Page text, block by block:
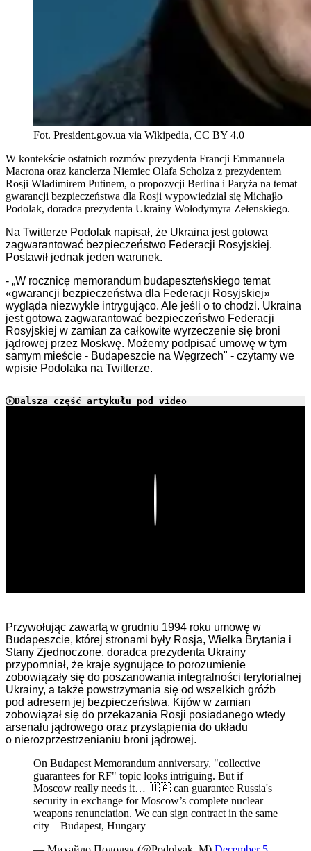
Fot. President.gov.ua via Wikipedia, CC BY 4.0
W kontekście ostatnich rozmów prezydenta Francji Emmanuela
Macrona oraz kanclerza Niemiec Olafa Scholza z prezydentem
Rosji Władimirem Putinem, o propozycji Berlina i Paryża na temat
gwarancji bezpieczeństwa dla Rosji wypowiedział się Michajło
Podolak, doradca prezydenta Ukrainy Wołodymyra Zełenskiego.
Na Twitterze Podolak napisał, że Ukraina jest gotowa
zagwarantować bezpieczeństwo Federacji Rosyjskiej.
Postawił jednak jeden warunek.
- „W rocznicę memorandum budapeszteńskiego temat
«gwarancji bezpieczeństwa dla Federacji Rosyjskiej»
wygląda niezwykle intrygująco. Ale jeśli o to chodzi. Ukraina
jest gotowa zagwarantować bezpieczeństwo Federacji
Rosyjskiej w zamian za całkowite wyrzeczenie się broni
jądrowej przez Moskwę. Możemy podpisać umowę w tym
samym mieście - Budapeszcie na Węgrzech" - czytamy we
wpisie Podolaka na Twitterze.
Dalsza część artykułu pod video
Przywołując zawartą w grudniu 1994 roku umowę w
Budapeszcie, której stronami były Rosja, Wielka Brytania i
Stany Zjednoczone, doradca prezydenta Ukrainy
przypomniał, że kraje sygnujące to porozumienie
zobowiązały się do poszanowania integralności terytorialnej
Ukrainy, a także powstrzymania się od wszelkich gróźb
pod adresem jej bezpieczeństwa. Kijów w zamian
zobowiązał się do przekazania Rosji posiadanego wtedy
arsenału jądrowego oraz przystąpienia do układu
o nierozprzestrzenianiu broni jądrowej.
On Budapest Memorandum anniversary, "collective
guarantees for RF" topic looks intriguing. But if
Moscow really needs it… 🇺🇦 can guarantee Russia's
security in exchange for Moscow’s complete nuclear
weapons renunciation. We can sign contract in the same
city – Budapest, Hungary